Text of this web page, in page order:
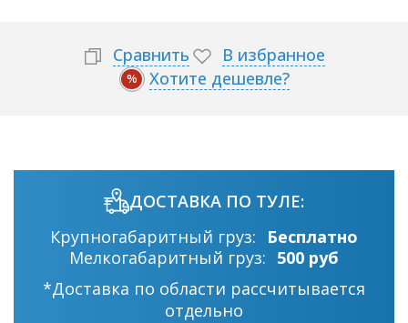
Сравнить В избранное
% Хотите дешевле?
ДОСТАВКА ПО ТУЛЕ:
Крупногабаритный груз:
Бесплатно
Мелкогабаритный груз: 500 руб
*Доставка по области рассчитывается
отдельно